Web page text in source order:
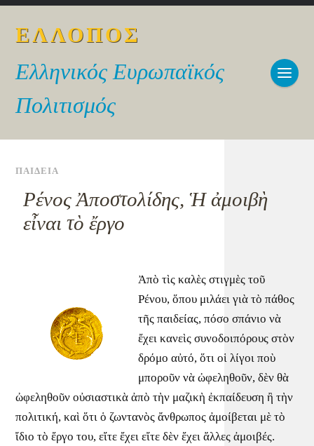
ΕΛΛΟΠΟΣ
Ελληνικός Ευρωπαϊκός
Πολιτισμός
ΠΑΙΔΕΙΑ
Ρένος Ἀποστολίδης, Ἡ ἀμοιβὴ
εἶναι τὸ ἔργο
Ἀπὸ τὶς καλὲς στιγμὲς τοῦ
Ρένου, ὅπου μιλάει γιὰ τὸ πάθος
τῆς παιδείας, πόσο σπάνιο νὰ
ἔχει κανεὶς συνοδοιπόρους στὸν
δρόμο αὐτό, ὅτι οἱ λίγοι ποὺ
μποροῦν νὰ ὠφεληθοῦν, δὲν θὰ
ὠφεληθοῦν οὐσιαστικὰ ἀπὸ τὴν μαζικὴ ἐκπαίδευση ἢ τὴν
πολιτική, καὶ ὅτι ὁ ζωντανὸς ἄνθρωπος ἀμοίβεται μὲ τὸ
ἴδιο τὸ ἔργο του, εἴτε ἔχει εἴτε δὲν ἔχει ἄλλες ἀμοιβές.